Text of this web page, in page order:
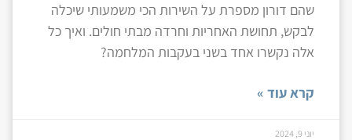
שהם דורון מספרת על השירות הכי משמעותי שיכלה
לבקש, תחושת האחריות וחרדה מבתי חולים. ואיך כל
אלה נקשרו אחד בשני בעקבות המלחמה?
קרא עוד »
יוני 9, 2024